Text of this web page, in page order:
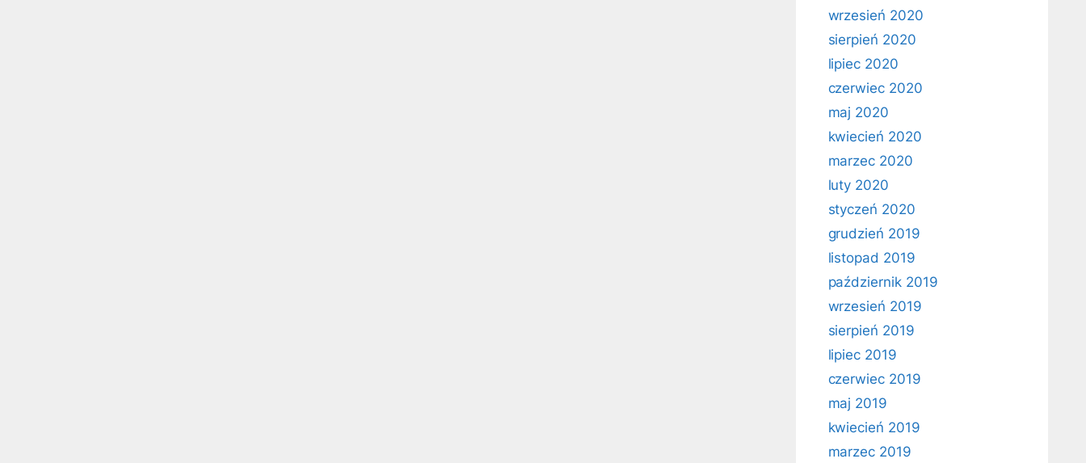
wrzesień 2020
sierpień 2020
lipiec 2020
czerwiec 2020
maj 2020
kwiecień 2020
marzec 2020
luty 2020
styczeń 2020
grudzień 2019
listopad 2019
październik 2019
wrzesień 2019
sierpień 2019
lipiec 2019
czerwiec 2019
maj 2019
kwiecień 2019
marzec 2019